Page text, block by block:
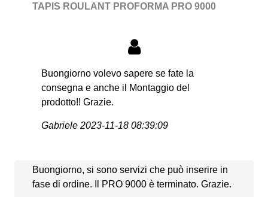
TAPIS ROULANT PROFORMA PRO 9000
Buongiorno volevo sapere se fate la
consegna e anche il Montaggio del
prodotto!! Grazie.
Gabriele 2023-11-18 08:39:09
Buongiorno, si sono servizi che può inserire in
fase di ordine. Il PRO 9000 è terminato. Grazie.